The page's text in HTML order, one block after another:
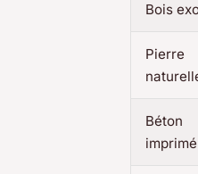
Bois
Pierre
Béton
imprimé